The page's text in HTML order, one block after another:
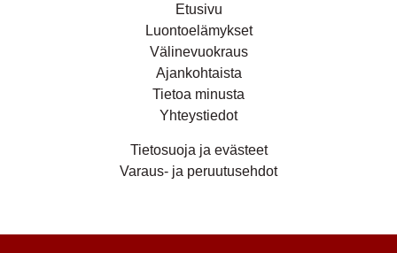
Etusivu
Luontoelämykset
Välinevuokraus
Ajankohtaista
Tietoa minusta
Yhteystiedot
Tietosuoja ja evästeet
Varaus- ja peruutusehdot